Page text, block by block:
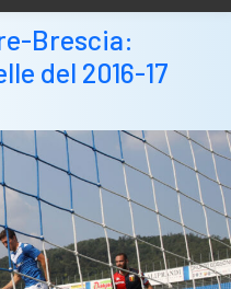
Brescia:
del 2016-17